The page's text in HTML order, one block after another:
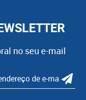
no seu e-mail